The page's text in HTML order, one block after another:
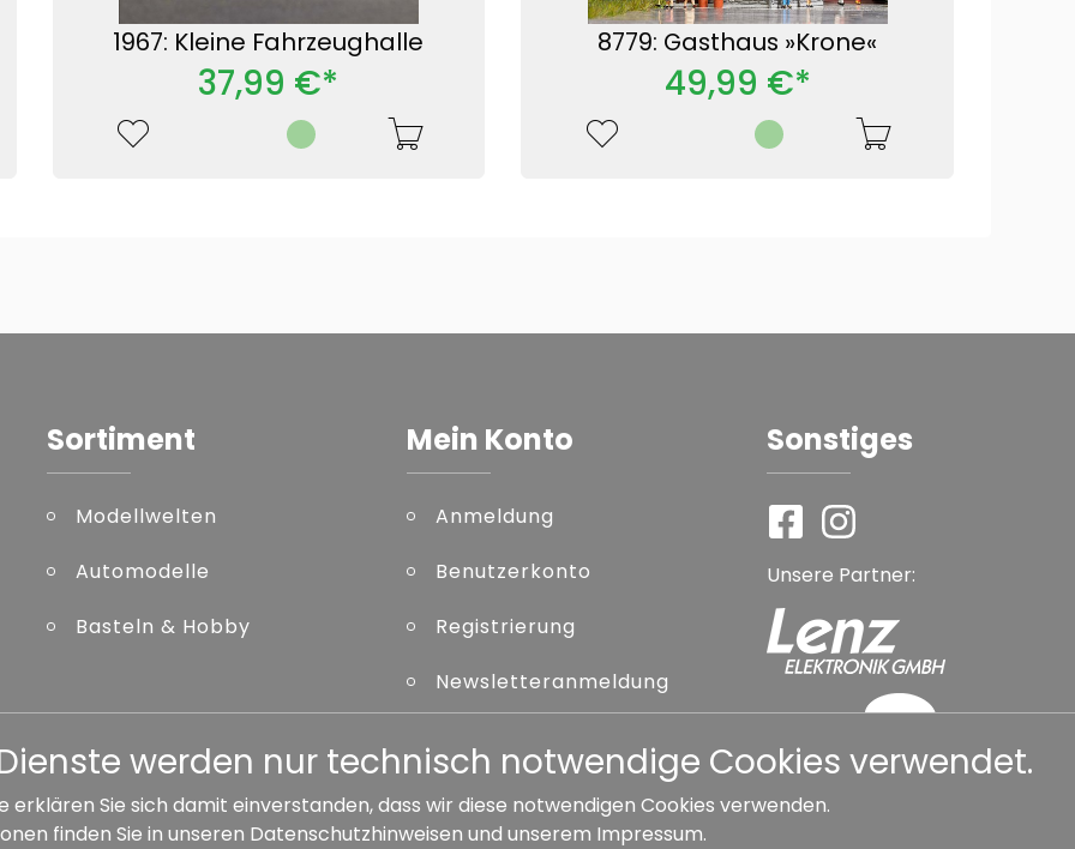
1967: Kleine Fahrzeughalle
37,99 €*
8779: Gasthaus »Krone«
49,99 €*
Sortiment
Modellwelten
Automodelle
Basteln & Hobby
Mein Konto
Anmeldung
Benutzerkonto
Registrierung
Newsletteranmeldung
Sonstiges
Unsere Partner:
werden nur technisch notwendige Cookies verwendet.
erklären Sie sich damit einverstanden, dass wir diese notwendigen Cookies verwenden.
finden Sie in unseren Datenschutzhinweisen und unserem Impressum.